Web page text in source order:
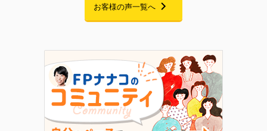
な見直しには至りませんでした。 そ
れから約10年。 お子さまの就職が決
準備を始めたい」と家計改革プログラ
ムにご参加くださいました。 6 ...
のすべてが
トでした。
お客様の声一覧へ